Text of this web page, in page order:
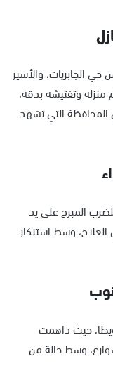
الجابريات، والأسير
وتفتيشه بدقة،
التي تشهد
المبرح على يد
وسط استنكار
حيث داهمت
وسط حالة من